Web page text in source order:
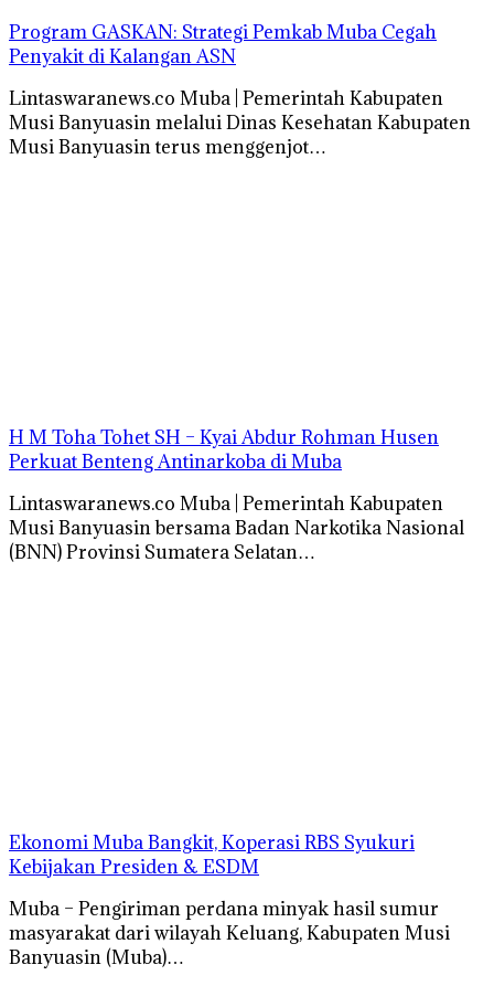
Program GASKAN: Strategi Pemkab Muba Cegah
Penyakit di Kalangan ASN
Lintaswaranews.co Muba | Pemerintah Kabupaten
Musi Banyuasin melalui Dinas Kesehatan Kabupaten
Musi Banyuasin terus menggenjot…
H M Toha Tohet SH – Kyai Abdur Rohman Husen
Perkuat Benteng Antinarkoba di Muba
Lintaswaranews.co Muba | Pemerintah Kabupaten
Musi Banyuasin bersama Badan Narkotika Nasional
(BNN) Provinsi Sumatera Selatan…
Ekonomi Muba Bangkit, Koperasi RBS Syukuri
Kebijakan Presiden & ESDM
Muba – Pengiriman perdana minyak hasil sumur
masyarakat dari wilayah Keluang, Kabupaten Musi
Banyuasin (Muba)…